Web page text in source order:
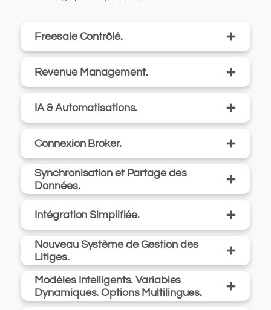
Freesale Contrôlé. +
Revenue Management. +
IA & Automatisations. +
Connexion Broker. +
Synchronisation et Partage des
Données.
+
Intégration Simplifiée. +
Nouveau Système de Gestion des
Litiges.
+
Modèles Intelligents. Variables
Dynamiques. Options Multilingues.
+